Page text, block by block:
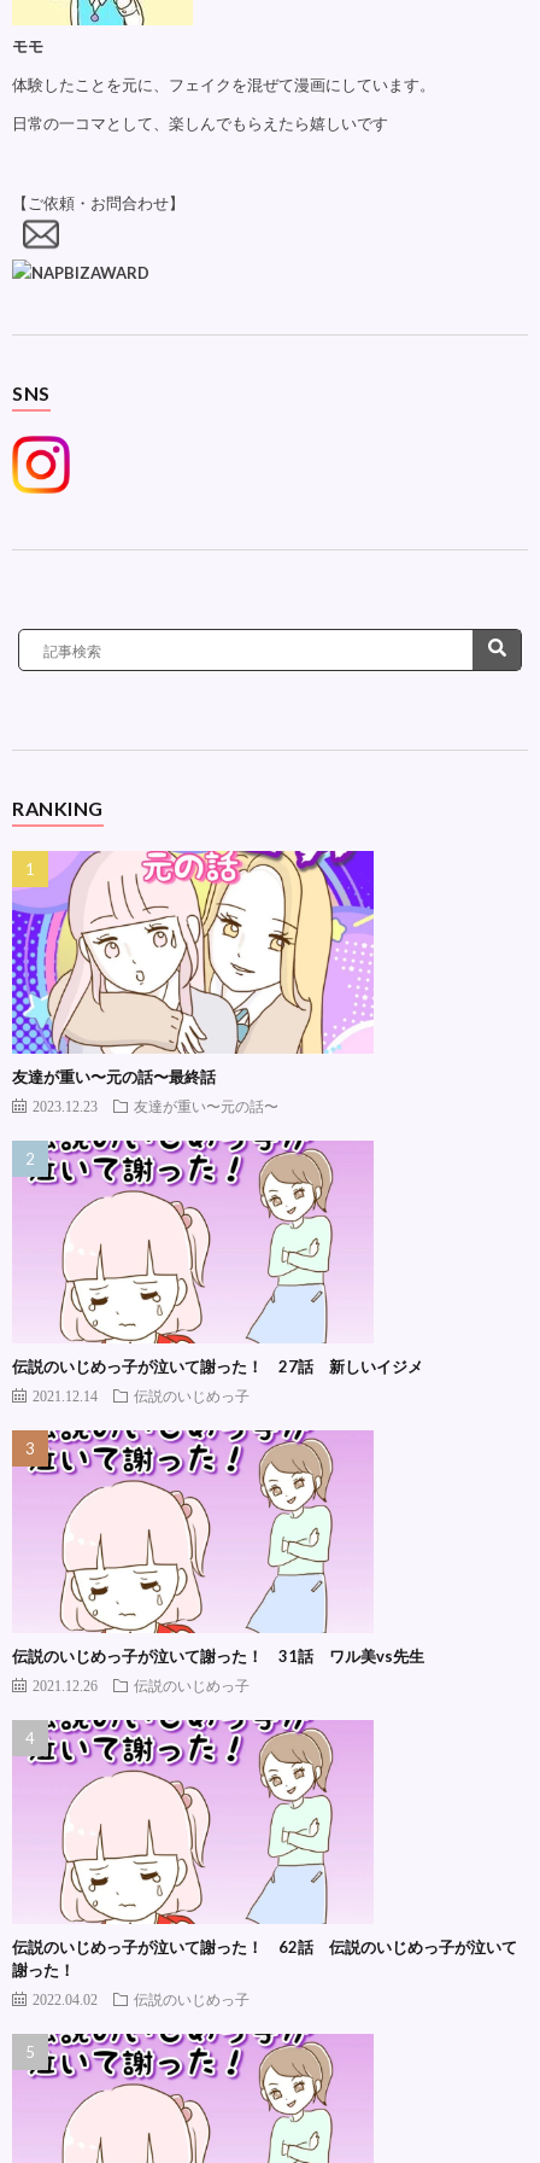
モモ
体験したことを元に、フェイクを混ぜて漫画にしています。
日常の一コマとして、楽しんでもらえたら嬉しいです
【ご依頼・お問合わせ】
SNS
RANKING
友達が重い〜元の話〜最終話
2023.12.23 友達が重い〜元の話〜
伝説のいじめっ子が泣いて謝った！ 27話 新しいイジメ
2021.12.14 伝説のいじめっ子
伝説のいじめっ子が泣いて謝った！ 31話 ワル美vs先生
2021.12.26 伝説のいじめっ子
伝説のいじめっ子が泣いて謝った！ 62話 伝説のいじめっ子が泣いて
謝った！
2022.04.02 伝説のいじめっ子